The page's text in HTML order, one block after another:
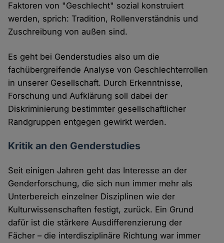
Faktoren von "Geschlecht" sozial konstruiert
werden, sprich: Tradition, Rollenverständnis und
Zuschreibung von außen sind.
Es geht bei Genderstudies also um die
fachübergreifende Analyse von Geschlechterrollen
in unserer Gesellschaft. Durch Erkenntnisse,
Forschung und Aufklärung soll dabei der
Diskriminierung bestimmter gesellschaftlicher
Randgruppen entgegen gewirkt werden.
Kritik an den Genderstudies
Seit einigen Jahren geht das Interesse an der
Genderforschung, die sich nun immer mehr als
Unterbereich einzelner Disziplinen wie der
Kulturwissenschaften festigt, zurück. Ein Grund
dafür ist die stärkere Ausdifferenzierung der
Fächer – die interdisziplinäre Richtung war immer